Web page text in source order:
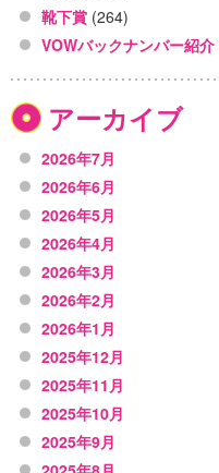
靴下賞 (264)
VOWバックナンバー紹介
アーカイブ
2026年7月
2026年6月
2026年5月
2026年4月
2026年3月
2026年2月
2026年1月
2025年12月
2025年11月
2025年10月
2025年9月